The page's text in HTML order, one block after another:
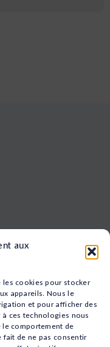
aux
cookies pour stocker
appareils. Nous le
et pour afficher des
ces technologies nous
comportement de
fait de ne pas consentir